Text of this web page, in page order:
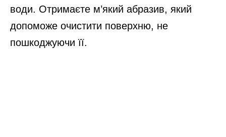
води. Отримаєте м’який абразив, який
допоможе очистити поверхню, не
пошкоджуючи її.